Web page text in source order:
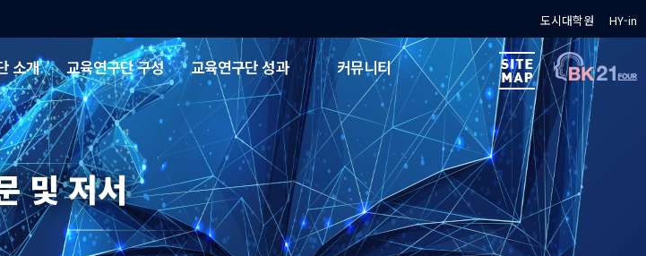
도시대학원 HY-in
소개 교육연구단 구성 교육연구단 성과 커뮤니티
및 저서